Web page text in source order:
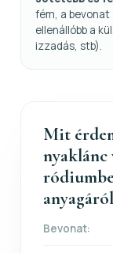
fém, a
ellenállóbb a
izzadás, stb).
Mit
nyaklánc
Bevonat: